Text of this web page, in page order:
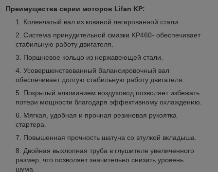
Преимущества серии моторов Lifan KP:
Коленчатый вал из кованой легированной стали
Система принудительной смазки KP460- обеспечивает
стабильную работу двигателя.
Поршневое кольцо из нержавеющей стали.
Усовершенствованный балансировочный вал
обеспечивает долгую стабильную работу двигателя.
Покрытый алюминием воздуховод позволяет избежать
потери мощности благодаря эффективному охлаждению.
Мягкая, удобная и прочная резиновая рукоятка
стартера.
Повышенная прочность шатуна со втулкой вкладыша.
Двойная выхлопная труба в глушителе увеличенного
размер, что позволяет значительно снизить уровень
шума.